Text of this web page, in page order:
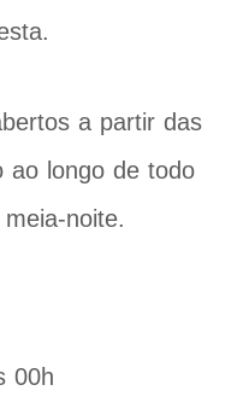
a partir das
ao longo de todo
noite.
00h